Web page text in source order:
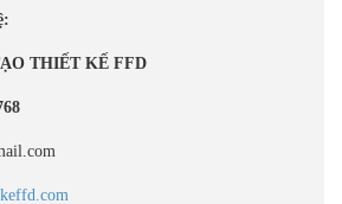
THIẾT KẾ FFD